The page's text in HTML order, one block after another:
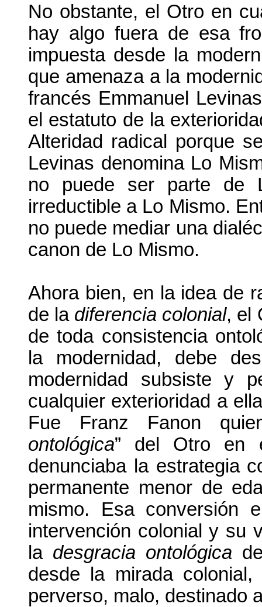
No obstante, el Otro en
hay algo fuera de esa
impuesta desde la
que amenaza a la
francés Emmanuel
el estatuto de la
Alteridad radical porque
Levinas denomina Lo
no puede ser parte de
irreductible a Lo Mismo.
no puede mediar una
canon de Lo Mismo.
Ahora bien, en la idea de
de la diferencia colonial, el
de toda consistencia
la modernidad, debe
modernidad subsiste y
cualquier exterioridad a
Fue Franz Fanon
ontológica” del Otro en
denunciaba la estrategia
permanente menor de
mismo. Esa conversión
intervención colonial y su
la desgracia ontológica
desde la mirada
perverso, malo, destinado